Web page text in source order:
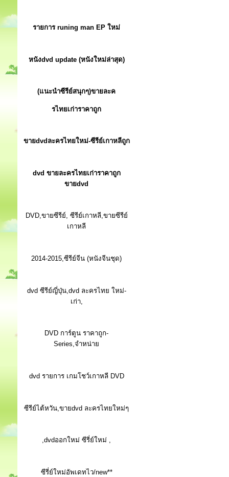
รายการ runing man EP ใหม่
หนังdvd update (หนังใหม่ล่าสุด)
(แนะนำซีรีย์สนุกๆ)ขายละค
รไทยเก่าราคาถูก
ขายdvdละครไทยใหม่-ซีรีย์เกาหลีถูก
dvd ขายละครไทยเก่าราคาถูก
ขายdvd
DVD,ขายซีรีย์, ซีรีย์เกาหลี,ขายซีรีย์
เกาหลี
2014-2015,ซีรีย์จีน (หนังจีนชุด)
dvd ซีรีย์ญี่ปุ่น,dvd ละครไทย ใหม่-
เก่า,
DVD การ์ตูน ราคาถูก-
Series,จำหน่าย
dvd รายการ เกมโชว์เกาหลี DVD
ซีรีย์ไต้หวัน,ขายdvd ละครไทยใหม่ๆ
,dvdออกใหม่ ซีรี่ย์ใหม่ ,
ซีรี่ย์ใหม่อัพเดทไว/new**